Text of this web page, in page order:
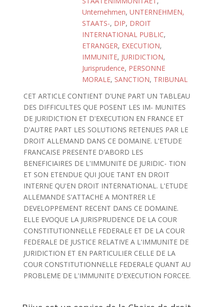
Unternehmen, UNTERNEHMEN,
STAATS-, DIP, DROIT
INTERNATIONAL PUBLIC,
ETRANGER, EXECUTION,
IMMUNITE, JURIDICTION,
Jurisprudence, PERSONNE
MORALE, SANCTION, TRIBUNAL
CET ARTICLE CONTIENT D'UNE PART UN TABLEAU
DES DIFFICULTES QUE POSENT LES IM- MUNITES
DE JURIDICTION ET D'EXECUTION EN FRANCE ET
D'AUTRE PART LES SOLUTIONS RETENUES PAR LE
DROIT ALLEMAND DANS CE DOMAINE. L'ETUDE
FRANCAISE PRESENTE D'ABORD LES
BENEFICIAIRES DE L'IMMUNITE DE JURIDIC- TION
ET SON ETENDUE QUI JOUE TANT EN DROIT
INTERNE QU'EN DROIT INTERNATIONAL. L'ETUDE
ALLEMANDE S'ATTACHE A MONTRER LE
DEVELOPPEMENT RECENT DANS CE DOMAINE.
ELLE EVOQUE LA JURISPRUDENCE DE LA COUR
CONSTITUTIONNELLE FEDERALE ET DE LA COUR
FEDERALE DE JUSTICE RELATIVE A L'IMMUNITE DE
JURIDICTION ET EN PARTICULIER CELLE DE LA
COUR CONSTITUTIONNELLE FEDERALE QUANT AU
PROBLEME DE L'IMMUNITE D'EXECUTION FORCEE.